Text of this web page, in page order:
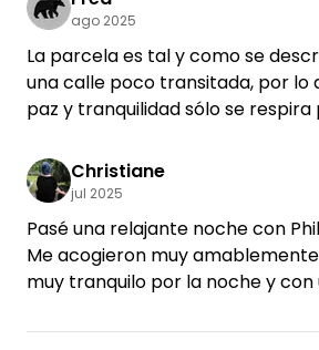
hacer la compra el sábado hasta
llevábamos bicicletas (por
estaban rotas). No hay carriles
que va a Hankelsbüttel (para ir a
pequeña ventaja cuando se viaja
Nos recibieron muy bien y nos
a gusto desde el primer
fueron maravillosamente
nosotros. La última noche nos
ago 2025
La parcela es tal y como se
una calle poco transitada, por lo
paz y tranquilidad sólo se respira
ausencia por vacaciones. La
relación con la reserva fue
Christiane
jul 2025
Pasé una relajante noche con
Me acogieron muy
muy tranquilo por la noche y con
La parcela estaba cubierta